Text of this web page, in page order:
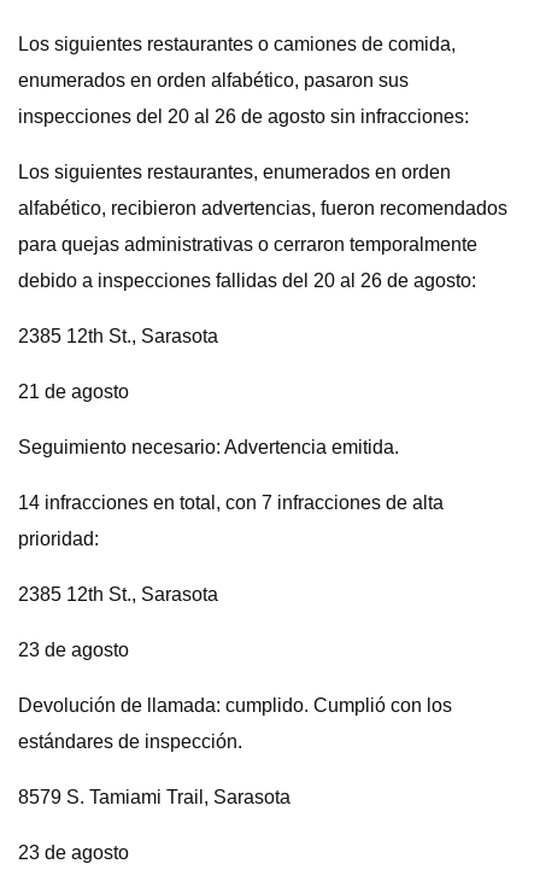
Los siguientes restaurantes o camiones de comida,
enumerados en orden alfabético, pasaron sus
inspecciones del 20 al 26 de agosto sin infracciones:
Los siguientes restaurantes, enumerados en orden
alfabético, recibieron advertencias, fueron recomendados
para quejas administrativas o cerraron temporalmente
debido a inspecciones fallidas del 20 al 26 de agosto:
2385 12th St., Sarasota
21 de agosto
Seguimiento necesario: Advertencia emitida.
14 infracciones en total, con 7 infracciones de alta
prioridad:
2385 12th St., Sarasota
23 de agosto
Devolución de llamada: cumplido. Cumplió con los
estándares de inspección.
8579 S. Tamiami Trail, Sarasota
23 de agosto